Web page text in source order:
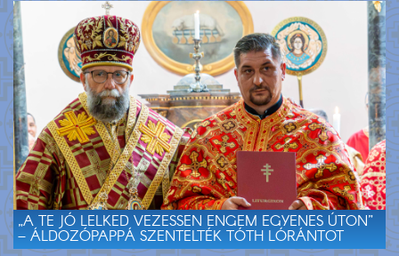
„A TE JÓ LELKED VEZESSEN ENGEM EGYENES ÚTON”
– ÁLDOZÓPAPPÁ SZENTELTÉK TÓTH LÓRÁNTOT